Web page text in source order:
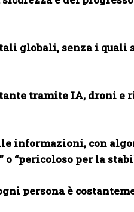
globali, senza i quali
tramite IA, droni e
informazioni, con
o “pericoloso per la
persona è